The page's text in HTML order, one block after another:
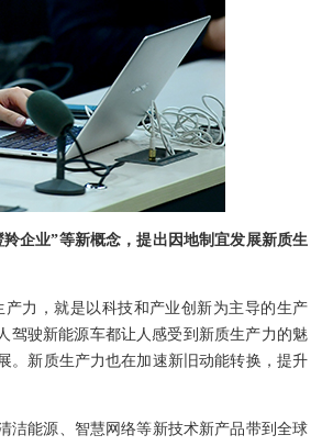
企业”等新概念，提出因地制宜发展新质生
力，就是以科技和产业创新为主导的生产
驾驶新能源车都让人感受到新质生产力的魅
。新质生产力也在加速新旧动能转换，提升
洁能源、智慧网络等新技术新产品带到全球